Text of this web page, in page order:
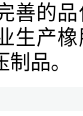
善的
生产
品。